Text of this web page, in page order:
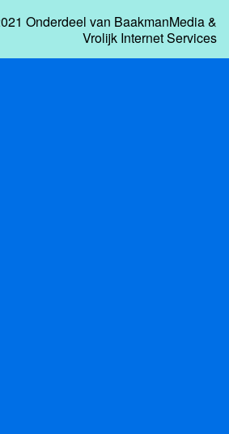
Onderdeel van BaakmanMedia&
Vrolijk Internet Services